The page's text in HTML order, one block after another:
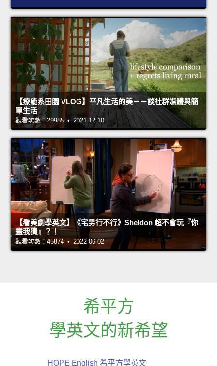
【療癒系田園 VLOG】平凡生活的美－－談社群媒體與簡
單生活
觀看次數：29985 • 2021-12-10
【看美劇學英文】《宅男行不行》Sheldon 超不會玩『你
畫我猜』？！
觀看次數：45874 • 2022-06-02
希平方
學英文的新希望
HOPE English 希平方學英文